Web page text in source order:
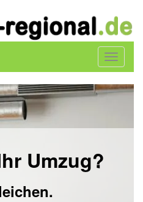
Toggle
Umzug?